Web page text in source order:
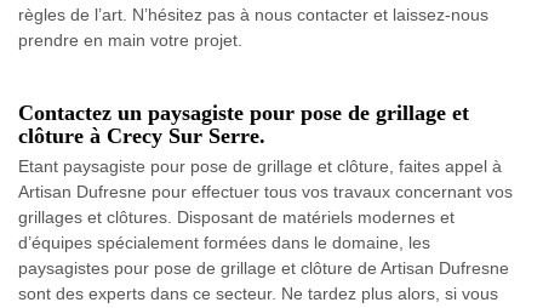
règles de l’art. N’hésitez pas à nous contacter et laissez-nous
prendre en main votre projet.
Contactez un paysagiste pour pose de grillage et
clôture à Crecy Sur Serre.
Etant paysagiste pour pose de grillage et clôture, faites appel à
Artisan Dufresne pour effectuer tous vos travaux concernant vos
grillages et clôtures. Disposant de matériels modernes et
d’équipes spécialement formées dans le domaine, les
paysagistes pour pose de grillage et clôture de Artisan Dufresne
sont des experts dans ce secteur. Ne tardez plus alors, si vous